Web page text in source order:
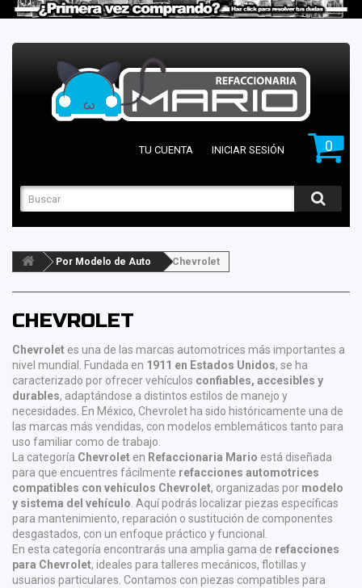
0
TU CUENTA INICIAR SESIÓN
Por Modelo de Auto Chevrolet
CHEVROLET
Chevrolet es una de las marcas automotrices más importantes a
nivel mundial. Fundada en 1911 en Estados Unidos, se ha
caracterizado por ofrecer vehículos confiables, accesibles y
durables, adaptándose a distintos estilos de manejo y
necesidades. En México, Chevrolet ha sido históricamente una de
las marcas más vendidas, con modelos emblemáticos tanto para
uso familiar como de trabajo.
La categoría Chevrolet en Refaccionaria Mario está diseñada
para que encuentres fácilmente refacciones automotrices
compatibles con vehículos Chevrolet, organizadas por modelo
y sistema del vehículo. Aquí podrás localizar piezas específicas
para mantenimiento, reparación o sustitución de componentes
desgastados, con un enfoque práctico y funcional.
En esta categoría encontrarás una amplia gama de refacciones
para Chevrolet, ideales para talleres mecánicos, flotillas y
usuarios particulares. Contamos con piezas compatibles para